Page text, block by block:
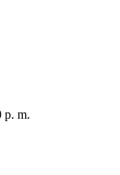
p. m.